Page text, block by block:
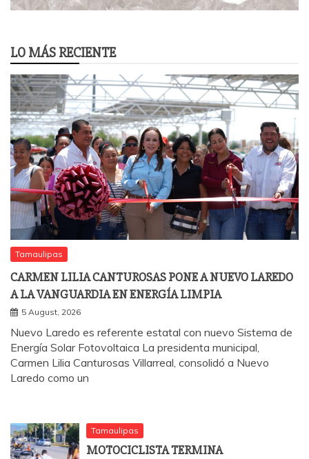
LO MÁS RECIENTE
Tamaulipas
CARMEN LILIA CANTUROSAS PONE A NUEVO LAREDO
A LA VANGUARDIA EN ENERGÍA LIMPIA
5 August, 2026
Nuevo Laredo es referente estatal con nuevo Sistema de
Energía Solar Fotovoltaica La presidenta municipal,
Carmen Lilia Canturosas Villarreal, consolidó a Nuevo
Laredo como un
Tamaulipas
MOTOCICLISTA TERMINA